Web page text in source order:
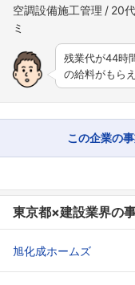
空調設備施工管理 20
残業代が44時
の給料がもら
この企業の
東京都×建設業界の
旭化成ホームズ